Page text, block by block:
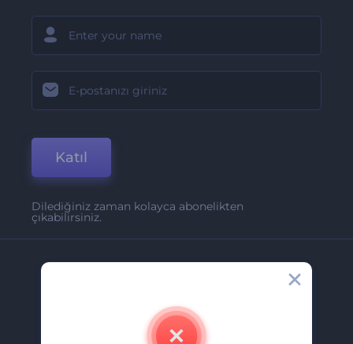
Katıl
Dilediğiniz zaman kolayca abonelikten
çıkabilirsiniz.
İletişim